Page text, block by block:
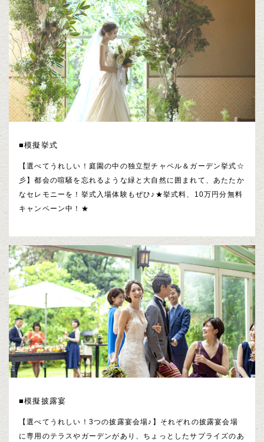
■模擬挙式
【選べてうれしい！庭園の中の独立型チャペル＆ガーデン挙式☆
彡】都会の喧騒を忘れるような緑と大自然に囲まれて、あたたか
なセレモニーを！挙式入場体験もぜひ♪★挙式料、10万円分無料
キャンペーン中！★
■模擬披露宴
【選べてうれしい！3つの披露宴会場♪】それぞれの披露宴会場
に専用のテラスやガーデンがあり、ちょっとしたサプライズのあ